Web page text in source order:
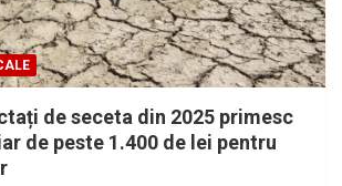
de seceta din 2025 primesc
de peste 1.400 de lei pentru